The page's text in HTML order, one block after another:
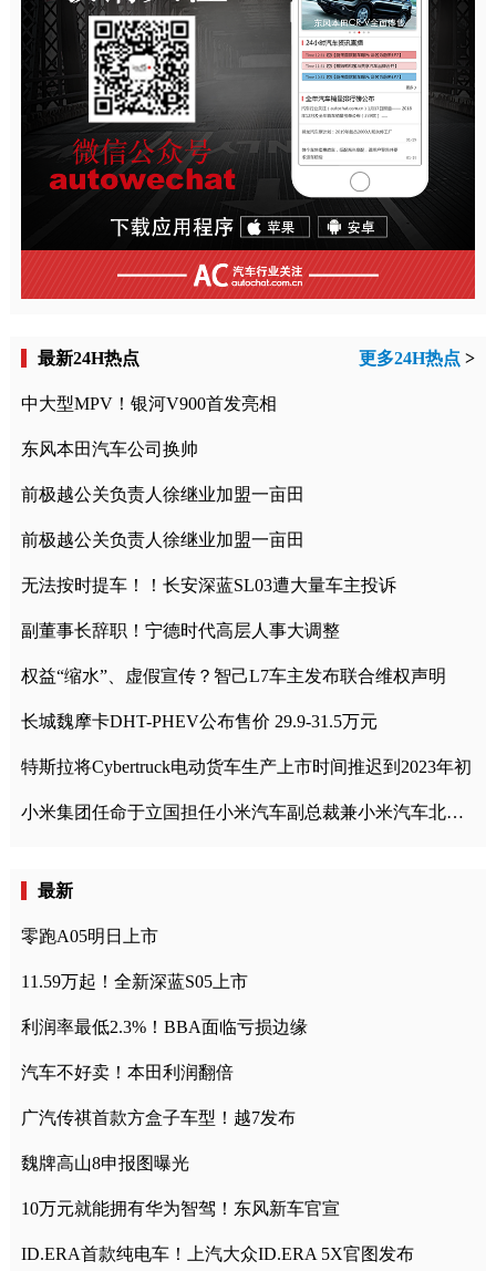
最新24H热点 更多24H热点 >
中大型MPV！银河V900首发亮相
东风本田汽车公司换帅
前极越公关负责人徐继业加盟一亩田
前极越公关负责人徐继业加盟一亩田
无法按时提车！！长安深蓝SL03遭大量车主投诉
副董事长辞职！宁德时代高层人事大调整
权益“缩水”、虚假宣传？智己L7车主发布联合维权声明
长城魏摩卡DHT-PHEV公布售价 29.9-31.5万元
特斯拉将Cybertruck电动货车生产上市时间推迟到2023年初
小米集团任命于立国担任小米汽车副总裁兼小米汽车北京总部政委
最新
零跑A05明日上市
11.59万起！全新深蓝S05上市
利润率最低2.3%！BBA面临亏损边缘
汽车不好卖！本田利润翻倍
广汽传祺首款方盒子车型！越7发布
魏牌高山8申报图曝光
10万元就能拥有华为智驾！东风新车官宣
ID.ERA首款纯电车！上汽大众ID.ERA 5X官图发布